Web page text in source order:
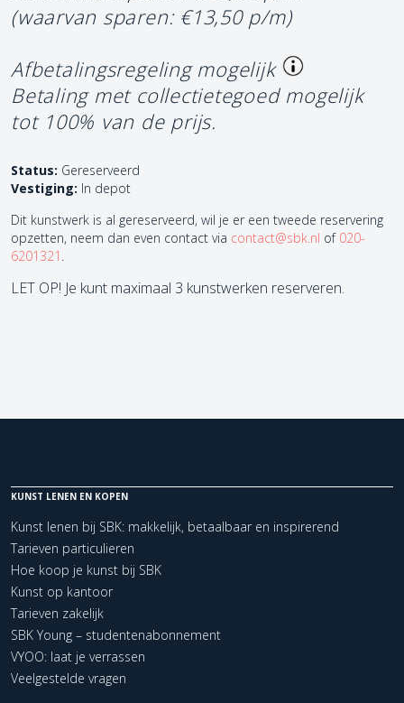
(waarvan sparen: €13,50 p/m)
Afbetalingsregeling mogelijk
Betaling met collectietegoed mogelijk
tot 100% van de prijs.
Status: Gereserveerd
Vestiging: In depot
Dit kunstwerk is al gereserveerd, wil je er een tweede reservering
opzetten, neem dan even contact via contact@sbk.nl of 020-
6201321 .
LET OP! Je kunt maximaal 3 kunstwerken reserveren.
KUNST LENEN EN KOPEN
Kunst lenen bij SBK: makkelijk, betaalbaar en inspirerend
Tarieven particulieren
Hoe koop je kunst bij SBK
Kunst op kantoor
Tarieven zakelijk
SBK Young – studentenabonnement
VYOO: laat je verrassen
Veelgestelde vragen